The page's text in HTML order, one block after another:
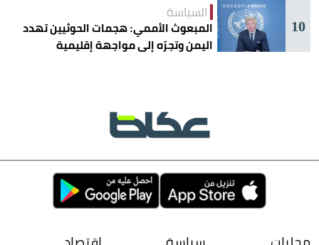
10
السياسة
المبعوث الأممي: هجمات الحوثيين تهدد
اليمن وتجرّه إلى مواجهة إقليمية